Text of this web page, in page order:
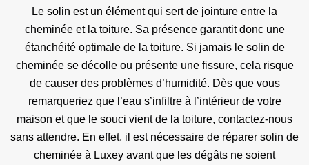
Le solin est un élément qui sert de jointure entre la
cheminée et la toiture. Sa présence garantit donc une
étanchéité optimale de la toiture. Si jamais le solin de
cheminée se décolle ou présente une fissure, cela risque
de causer des problèmes d’humidité. Dès que vous
remarqueriez que l’eau s’infiltre à l’intérieur de votre
maison et que le souci vient de la toiture, contactez-nous
sans attendre. En effet, il est nécessaire de réparer solin de
cheminée à Luxey avant que les dégâts ne soient